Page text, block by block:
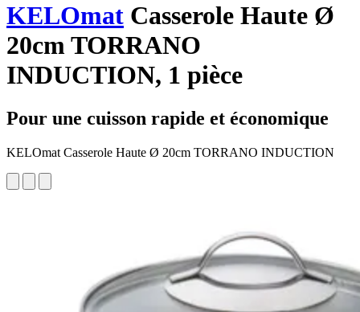
KELOmat Casserole Haute Ø
20cm TORRANO
INDUCTION, 1 pièce
Pour une cuisson rapide et économique
KELOmat Casserole Haute Ø 20cm TORRANO INDUCTION